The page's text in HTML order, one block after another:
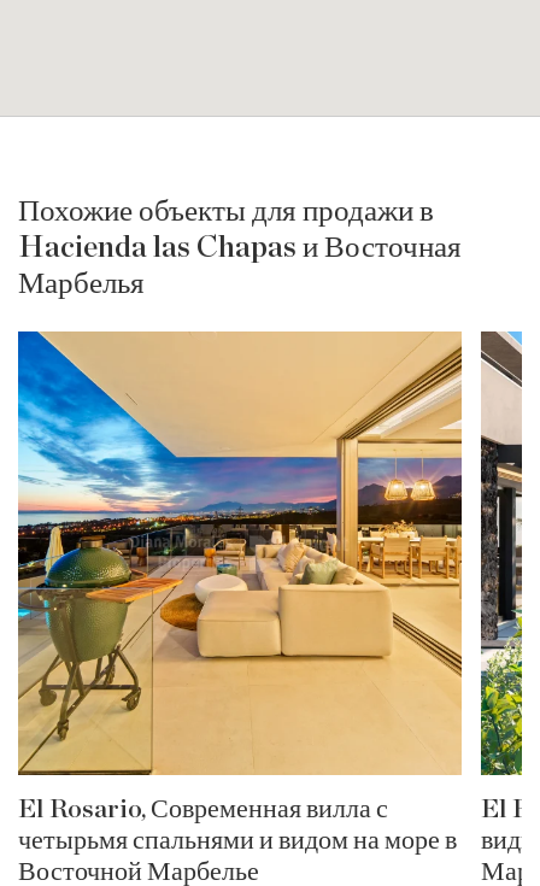
Похожие объекты для продажи в
Hacienda las Chapas и Восточная
Марбелья
El Rosario, Современная вилла с
четырьмя спальнями и видом на море в
Восточной Марбелье
El
виды